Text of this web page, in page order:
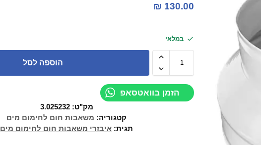
₪ 130.00
במלאי
הוספה לסל
הזמן בוואטסאפ
מק"ט:3.025232
קטגוריה: משאבות חום לחימום מים
תגית: איבזרי משאבות חום לחימום מים